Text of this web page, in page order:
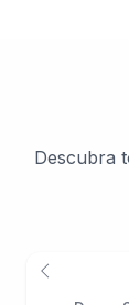
Descubra